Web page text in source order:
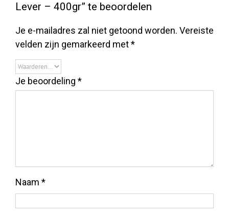
Lever – 400gr” te beoordelen
Je e-mailadres zal niet getoond worden. Vereiste
velden zijn gemarkeerd met*
Je beoordeling *
Naam *